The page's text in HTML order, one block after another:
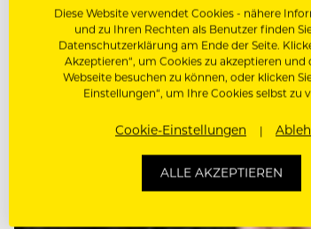
Diese Website verwendet Cookies - nähere
und zu Ihren Rechten als Benutzer finden
Datenschutzerklärung am Ende der Seite.
Akzeptieren“, um Cookies zu akzeptieren und
Webseite besuchen zu können, oder klicken
Einstellungen“, um Ihre Cookies selbst zu
Cookie-Einstellungen
ALLE AKZEPTIEREN